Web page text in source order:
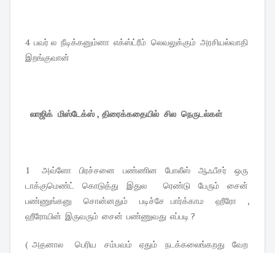
4 பவர் ல நீடிக்கனும்னா எக்ஸ்ட்ரீம் லெவலுக்கும் அரசியல்வாதி
இறங்குவான்
லாஜிக் மிஸ்டேக்ஸ் , திரைக்கதையில் சில நெருடல்கள்
1 அவ்ளோ பிரச்சனை பண்ணின போலீஸ் ஆஃபீசர் ஒரு
டாக்குமெண்ட் கொடுத்து இதுல ரெண்டு பேரும் சைன்
பண்ணுங்கனு சொன்னதும் படிச்சே பார்க்காம ஹீரோ ,
ஹீரோயின் இருவரும் சைன் பண்ணுவது எப்படி ?
( அதனால பெரிய சம்பவம் ஏதும் நடக்கலைங்கறது வேற